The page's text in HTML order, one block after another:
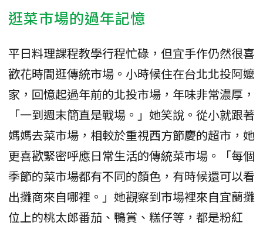
逛菜市場的過年記憶
平日料理課程教學行程忙碌，但宜手作仍然很喜
歡花時間逛傳統市場。小時候住在台北北投阿嬤
家，回憶起過年前的北投市場，年味非常濃厚，
「一到週末簡直是戰場。」她笑說。從小就跟著
媽媽去菜市場，相較於重視西方節慶的超市，她
更喜歡緊密呼應日常生活的傳統菜市場。「每個
季節的菜市場都有不同的顏色，有時候還可以看
出攤商來自哪裡。」她觀察到市場裡來自宜蘭攤
位上的桃太郎番茄、鴨賞、糕仔等，都是粉紅